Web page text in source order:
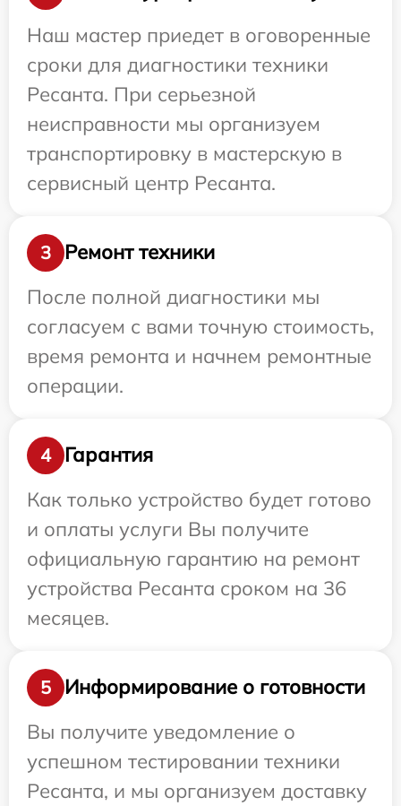
Наш мастер приедет в оговоренные
сроки для диагностики техники
Ресанта. При серьезной
неисправности мы организуем
транспортировку в мастерскую в
сервисный центр Ресанта.
3
Ремонт техники
После полной диагностики мы
согласуем с вами точную стоимость,
время ремонта и начнем ремонтные
операции.
4
Гарантия
Как только устройство будет готово
и оплаты услуги Вы получите
официальную гарантию на ремонт
устройства Ресанта сроком на 36
месяцев.
5
Информирование о готовности
Вы получите уведомление о
успешном тестировании техники
Ресанта, и мы организуем доставку